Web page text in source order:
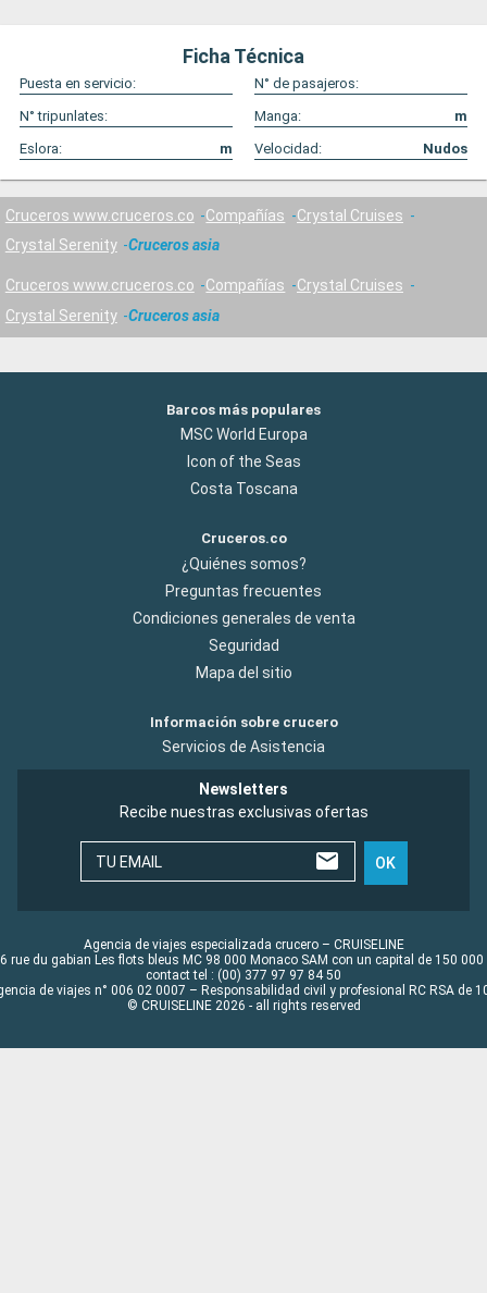
Ficha Técnica
Puesta en servicio:
N° de pasajeros:
N° tripunlates:
Manga:
m
Eslora:
m Velocidad: Nudos
Cruceros www.cruceros.co Compañías
Crystal Cruises
Crystal Serenity
Cruceros asia
Cruceros www.cruceros.co Compañías
Crystal Cruises
Crystal Serenity
Cruceros asia
Barcos más populares
MSC World Europa
Icon of the Seas
Costa Toscana
Cruceros.co
¿Quiénes somos?
Preguntas frecuentes
Condiciones generales de venta
Seguridad
Mapa del sitio
Información sobre crucero
Servicios de Asistencia
Newsletters
Recibe nuestras exclusivas ofertas
TU EMAIL OK
Agencia de viajes especializada crucero – CRUISELINE
rue du gabian Les flots bleus MC 98 000 Monaco SAM con un capital de 150 000
contact tel : (00) 377 97 97 84 50
de viajes n° 006 02 0007 – Responsabilidad civil y profesional RC RSA de
© CRUISELINE 2026 - all rights reserved